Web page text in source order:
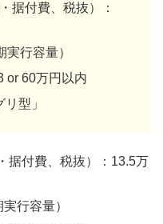
据付費、税抜）：
行容量）
or 60万円以内
型」
据付費、税抜）：13.5万
行容量）